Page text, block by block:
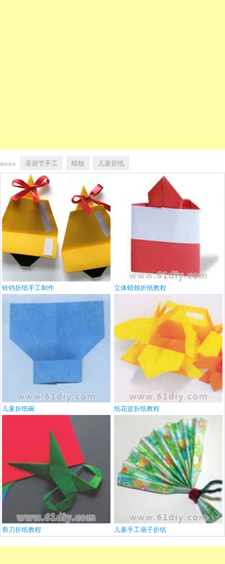
猜你喜欢： 圣诞节手工 蜡烛 儿童折纸
铃铛折纸手工制作 立体蜡烛折纸教程
儿童折纸碗 纸花篮折纸教程
剪刀折纸教程 儿童手工扇子折纸